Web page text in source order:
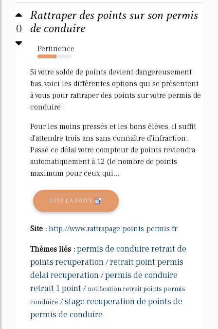
0
Rattraper des points sur son permis
de conduire
Pertinence
56%
Si votre solde de points devient dangereusement
bas, voici les différentes options qui se présentent
à vous pour rattraper des points sur votre permis de
conduire :
Pour les moins pressés et les bons élèves, il suffit
d'attendre trois ans sans connaître d'infraction.
Passé ce délai votre compteur de points reviendra
automatiquement à 12 (le nombre de points
maximum pour ceux qui...
LIRE LA SUITE
Site : http://www.rattrapage-points-permis.fr
Thèmes liés : permis de conduire retrait de
points recuperation /retrait point permis
delai recuperation /permis de conduire
retrait 1 point / notification retrait points permis
conduire /stage recuperation de points de
permis de conduire